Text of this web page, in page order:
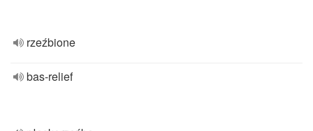
rzeźbione
bas-relief